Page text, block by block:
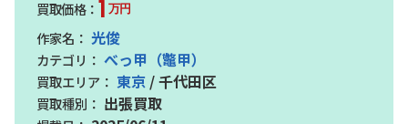
1 万円
光俊
べっ甲（鼈甲）
東京 / 千代田区
出張買取